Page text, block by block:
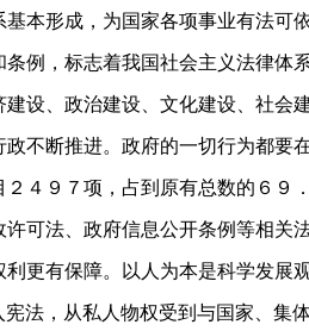
形成，为国家各项事业有法可
例，标志着我国社会主义法律
设、政治建设、文化建设、社会
断推进。政府的一切行为都要
４９７项，占到原有总数的６
可法、政府信息公开条例等相关
有保障。以人为本是科学发展
宪法，从私人物权受到与国家、